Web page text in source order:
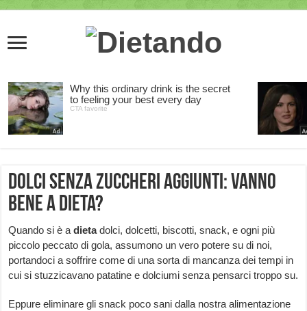
Dolci senza zuccheri aggiunti: vanno
bene a dieta?
Quando si è adietadolci, dolcetti, biscotti, snack, e ogni più
piccolo peccato di gola, assumono un vero potere su di noi,
portandoci a soffrire come di una sorta di mancanza dei tempi in
cui si stuzzicavano patatine e dolciumi senza pensarci troppo su.
Eppure eliminare gli snack poco sani dalla nostra alimentazione